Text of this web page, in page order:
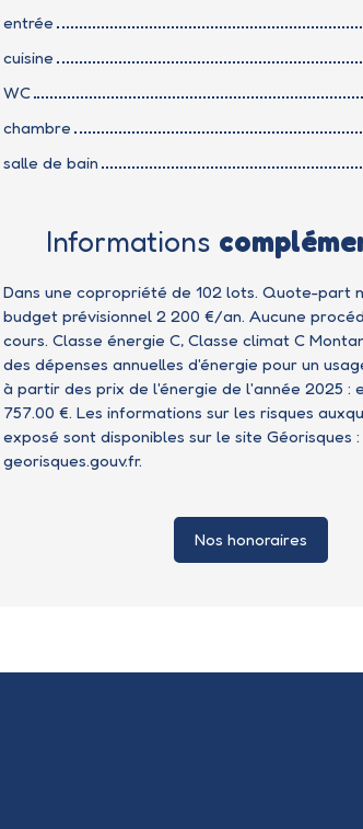
entrée
cuisine
WC
chambre
salle de bain
Informations
Dans une copropriété de 102 lots. Quote-part
budget prévisionnel 2 200 €/an. Aucune
cours. Classe énergie C, Classe climat C
des dépenses annuelles d'énergie pour un
à partir des prix de l'énergie de l'année 2025 :
757.00 €. Les informations sur les risques
exposé sont disponibles sur le site Géorisques :
georisques.gouv.fr.
Nos honoraires